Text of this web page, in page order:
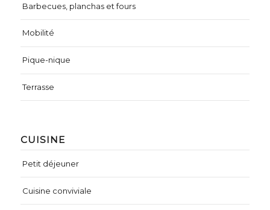
CUISINE
Petit déjeuner
Cuisine conviviale
Barbecues, planchas et fours
Mobilité
Pique-nique
Terrasse